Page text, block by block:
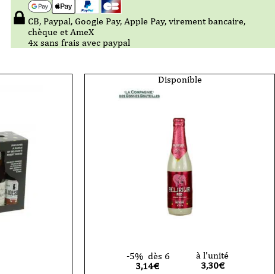
CB, Paypal, Google Pay, Apple Pay, virement bancaire,
chèque et AmeX
4x sans frais avec paypal
Disponible
-5% dès 6
3,14€
à l'unité
3,30€